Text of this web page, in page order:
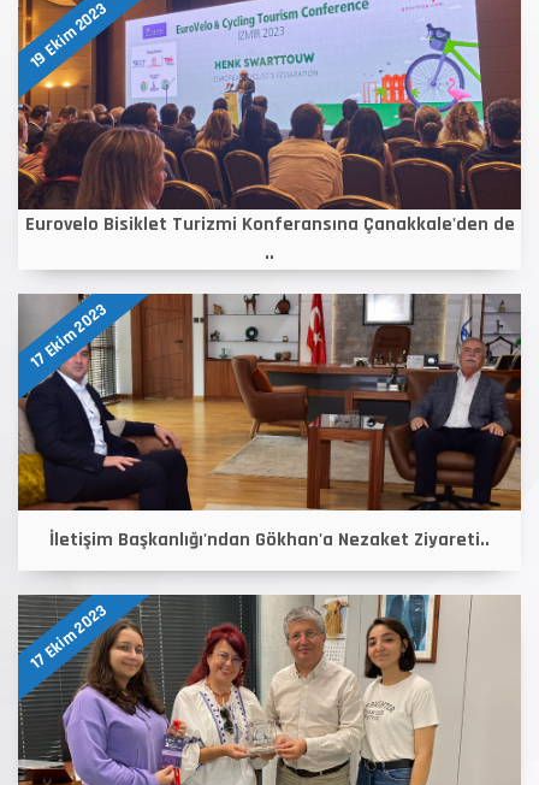
19 Ekim 2023
Eurovelo Bisiklet Turizmi Konferansına Çanakkale'den de
..
17 Ekim 2023
İletişim Başkanlığı'ndan Gökhan'a Nezaket Ziyareti..
17 Ekim 2023